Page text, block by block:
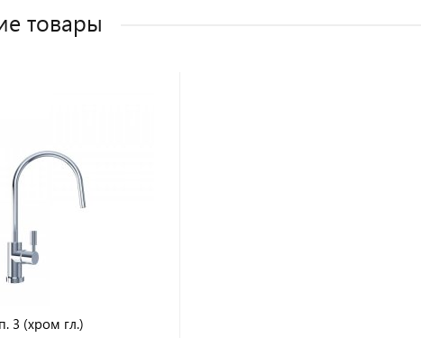
товары
3 (хром гл.)